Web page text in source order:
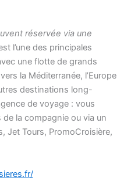
réservée via une
l’une des principales
une flotte de grands
la Méditerranée, l’Europe
destinations long-
de voyage : vous
la compagnie ou via un
Jet Tours, PromoCroisière,